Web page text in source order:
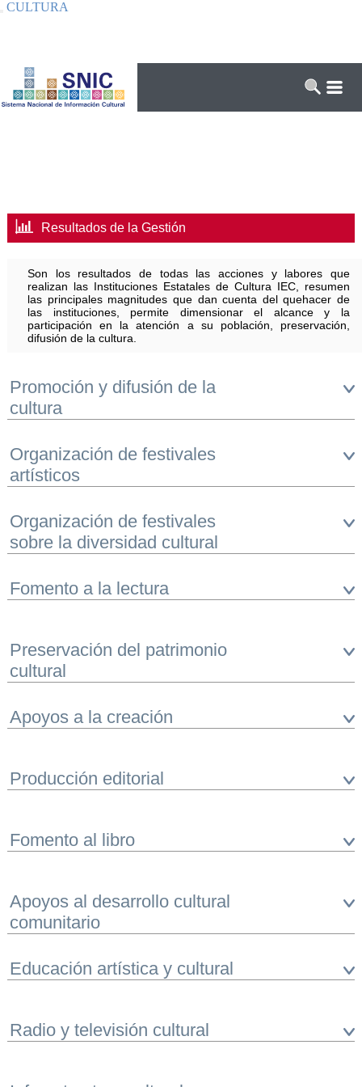
CULTURA
Resultados de la Gestión
Son los resultados de todas las acciones y labores que
realizan las Instituciones Estatales de Cultura IEC, resumen
las principales magnitudes que dan cuenta del quehacer de
las instituciones, permite dimensionar el alcance y la
participación en la atención a su población, preservación,
difusión de la cultura.
Promoción y difusión de la
cultura
Organización de festivales
artísticos
Organización de festivales
sobre la diversidad cultural
Fomento a la lectura
Preservación del patrimonio
cultural
Apoyos a la creación
Producción editorial
Fomento al libro
Apoyos al desarrollo cultural
comunitario
Educación artística y cultural
Radio y televisión cultural